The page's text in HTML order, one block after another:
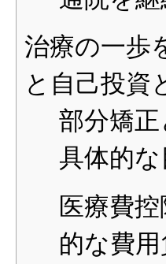
治療の一歩
と自己投資
部分矯
具体的
医療費
的な費